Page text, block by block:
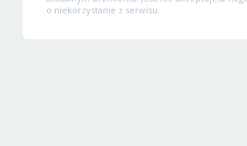
o niekorzystanie z serwisu.